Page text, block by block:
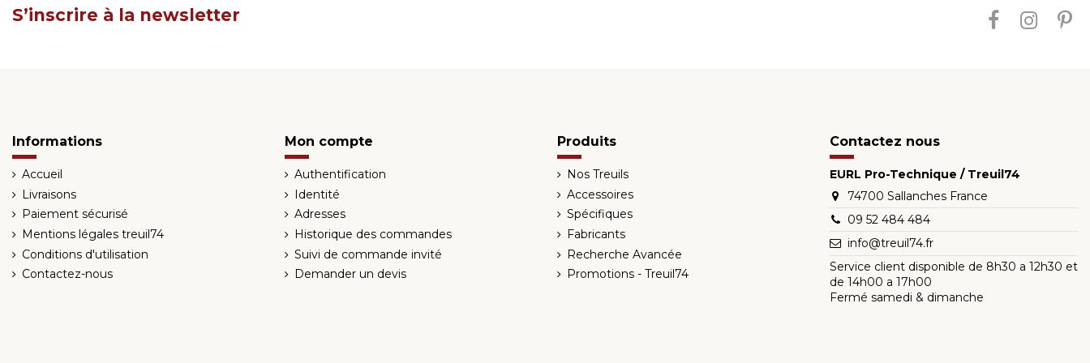
S’inscrire à la newsletter
Informations
Accueil
Livraisons
Paiement sécurisé
Mentions légales treuil74
Conditions d'utilisation
Contactez-nous
Mon compte
Authentification
Identité
Adresses
Historique des commandes
Suivi de commande invité
Demander un devis
Produits
Nos Treuils
Accessoires
Spécifiques
Fabricants
Recherche Avancée
Promotions - Treuil74
Contactez nous
EURL Pro-Technique / Treuil74
74700 Sallanches France
09 52 484 484
info@treuil74.fr
Service client disponible de 8h30 a 12h30 et
de 14h00 a 17h00
Fermé samedi & dimanche